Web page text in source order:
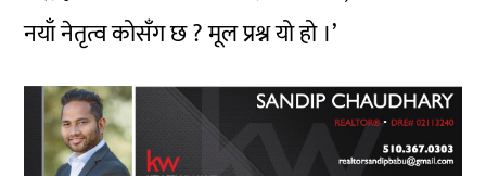
नयाँ नेतृत्व कोसँग छ ? मूल प्रश्न यो हो ।’